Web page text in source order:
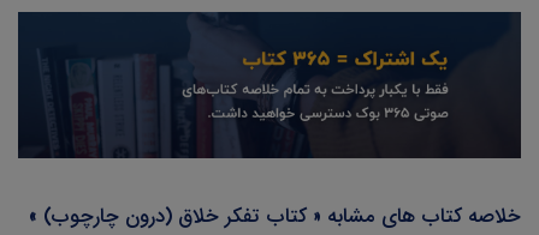
خلاصه کتاب های مشابه « کتاب تفکر خلاق (درون چارچوب) »